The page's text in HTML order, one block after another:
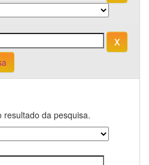
resultado da pesquisa.